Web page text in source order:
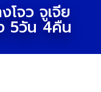
โจว จูเจีย
5วัน 4คืน